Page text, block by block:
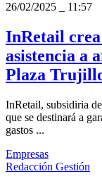
26/02/2025
11:57
InRetail
asistencia a
Plaza
InRetail, subsidiria
que se destinará a
gastos ...
Empresas
Redacción Gestión